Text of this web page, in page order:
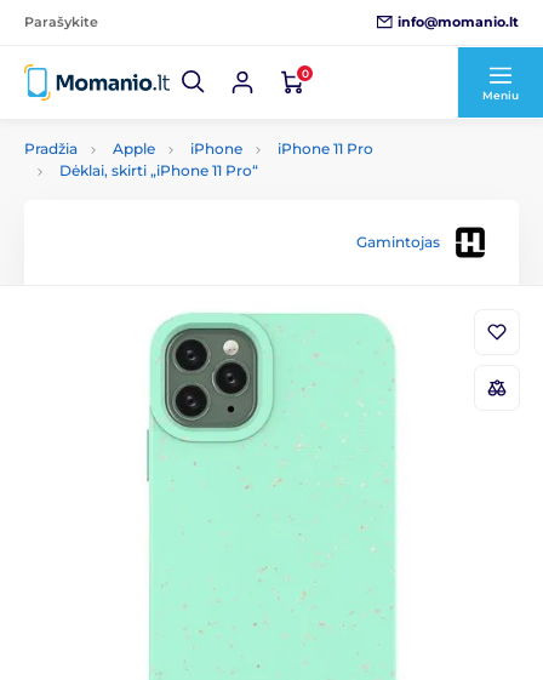
Parašykite info@momanio.lt
0
Meniu
Pradžia Apple iPhone
iPhone 11 Pro
Dėklai, skirti „iPhone 11 Pro“
Gamintojas